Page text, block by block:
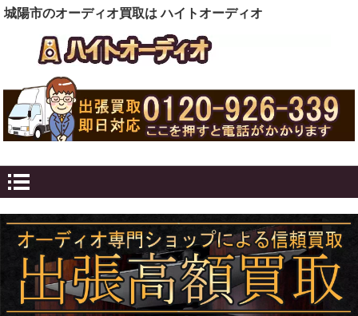
城陽市のオーディオ買取は ハイトオーディオ